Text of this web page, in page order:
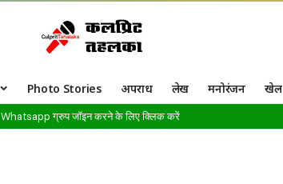
Photo Stories अपराध लेख मनोरंजन खेल
Whatsapp ग्रुप जॉइन करने के लिए क्लिक करें